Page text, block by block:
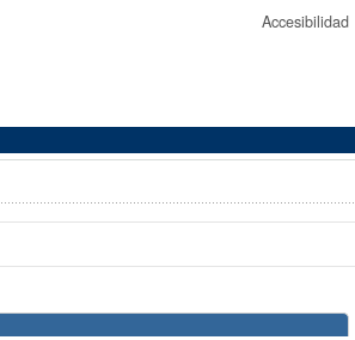
Accesibilidad